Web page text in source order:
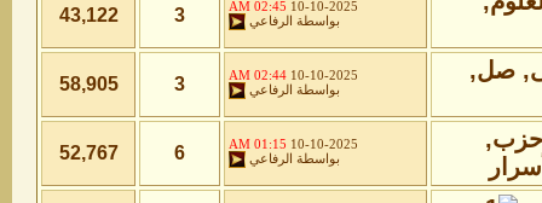
10-10-2025
02:45 AM
بواسطة
الرفاعي 3
43,122
10-10-2025
02:44 AM
بواسطة
الرفاعي 3
58,905
10-10-2025
01:15 AM
بواسطة
الرفاعي 6
52,767